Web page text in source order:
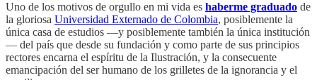
Uno de los motivos de orgullo en mi vida es haberme graduado de
la gloriosa Universidad Externado de Colombia, posiblemente la
única casa de estudios —y posiblemente también la única institución
— del país que desde su fundación y como parte de sus principios
rectores encarna el espíritu de la Ilustración, y la consecuente
emancipación del ser humano de los grilletes de la ignorancia y el